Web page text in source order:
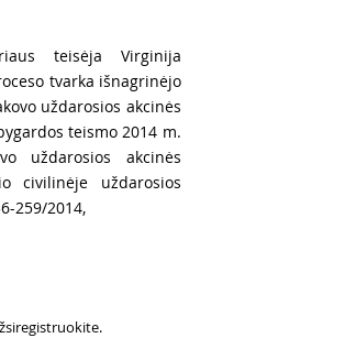
teisėja Virginija
tvarka išnagrinėjo
uždarosios akcinės
teismo 2014 m.
uždarosios akcinės
civilinėje uždarosios
259/2014,